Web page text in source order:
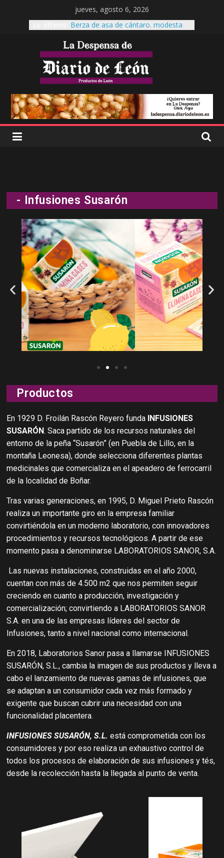
jueves, agosto 6, 2026
Berza de asa de cántaro. modesta
Cecinas Garrote
Cecinas Garrote Astorga, La cecina a
otro nivel.
Es tiempo de Productos de León
El garbanzo pico pardal, patrimonio
leonés
- Infusiones Susarón
Productos
En 1929 D. Froilán Rascón Reyero funda INFUSIONES
SUSARÓN. Saca partido de los recursos naturales del
entorno de la peña “Susarón” (en Puebla de Lillo, en la
montaña Leonesa), donde selecciona diferentes plantas
medicinales que comercializa en el apeadero de ferrocarril
de la localidad de Boñar.
Tras varias generaciones, en 1995, D. Miguel Prieto Rascón
realiza un importante giro en la empresa familiar
convirtiéndola en un moderno laboratorio, con innovadores
procedimientos y recursos tecnológicos. A partir de ese
momento pasa a denominarse LABORATORIOS SANOR, S.A.
Las nuevas instalaciones, construidas en el año 2000,
cuentan con más de 4.500 m2 que nos permiten seguir
creciendo en cuanto a producción, investigación y
comercialización; convirtiendo a LABORATORIOS SANOR
S.A. en una de las empresas líderes del sector de
Infusiones, tanto a nivel nacional como internacional.
En 2018, Laboratorios Sanor pasa a llamarse INFUSIONES
SUSARÓN, S.L., cambia la imagen de sus productos y lleva a
cabo el lanzamiento de nuevas gamas de infusiones, que
se adaptan a un consumidor cada vez más formado y
exigente que buscan cubrir una necesidad con una
funcionalidad placentera.
INFUSIONES SUSARÓN, S.L. está comprometida con los
consumidores y por eso realiza un exhaustivo control de
todos los procesos de elaboración de sus infusiones y tés,
desde la recolección hasta la llegada al punto de venta.